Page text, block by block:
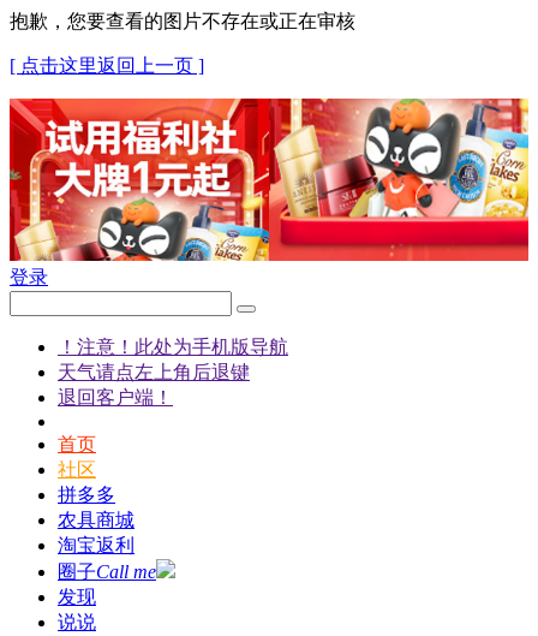
抱歉，您要查看的图片不存在或正在审核
[ 点击这里返回上一页 ]
登录
！注意！此处为手机版导航
天气请点左上角后退键
退回客户端！
首页
社区
拼多多
农具商城
淘宝返利
圈子Call me
发现
说说